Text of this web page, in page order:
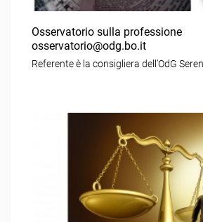
Osservatorio sulla professione
osservatorio@odg.bo.it
Referente è la consigliera dell’OdG